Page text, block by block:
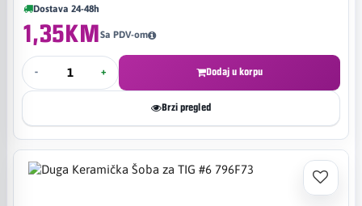
Dostava 24-48h
1,35KMSa PDV-om
- + Dodaj u korpu
Brzi pregled